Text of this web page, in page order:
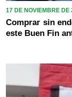
17 DE NOVIEMBRE DE
Comprar sin
este Buen Fin